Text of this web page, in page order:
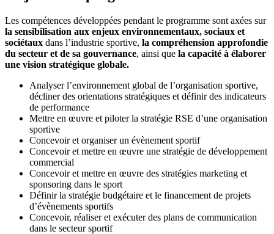
Les compétences développées pendant le programme sont axées sur
la sensibilisation aux enjeux environnementaux, sociaux et
sociétaux dans l’industrie sportive, la compréhension approfondie
du secteur et de sa gouvernance, ainsi que la capacité à élaborer
une vision stratégique globale.
Analyser l’environnement global de l’organisation sportive,
décliner des orientations stratégiques et définir des indicateurs
de performance
Mettre en œuvre et piloter la stratégie RSE d’une organisation
sportive
Concevoir et organiser un évènement sportif
Concevoir et mettre en œuvre une stratégie de développement
commercial
Concevoir et mettre en œuvre des stratégies marketing et
sponsoring dans le sport
Définir la stratégie budgétaire et le financement de projets
d’évènements sportifs
Concevoir, réaliser et exécuter des plans de communication
dans le secteur sportif